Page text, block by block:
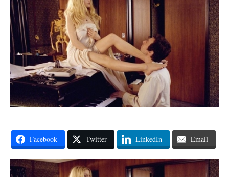
Facebook Twitter LinkedIn Email